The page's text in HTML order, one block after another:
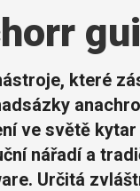
které
ve světě
nářadí a
Určitá